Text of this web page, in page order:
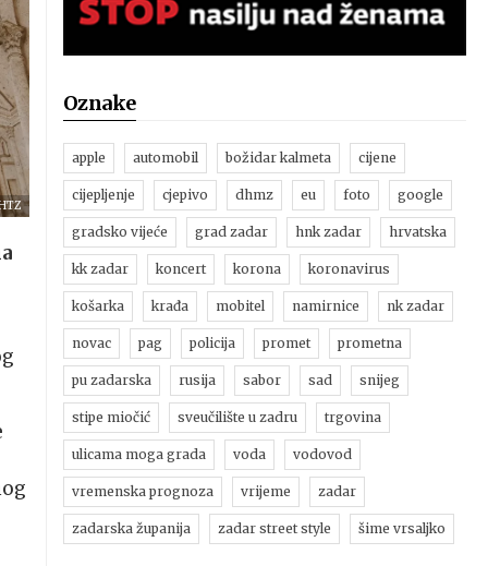
Oznake
apple automobil božidar kalmeta cijene
cijepljenje cjepivo dhmz eu foto google
gradsko vijeće grad zadar hnk zadar hrvatska
kk zadar koncert korona koronavirus
košarka krađa mobitel namirnice nk zadar
novac pag policija promet prometna
pu zadarska rusija sabor sad snijeg
stipe miočić sveučilište u zadru trgovina
ulicama moga grada voda vodovod
vremenska prognoza vrijeme zadar
zadarska županija zadar street style šime vrsaljko